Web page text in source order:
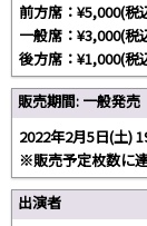
前方席：¥5,000(税
一般席：¥3,000(税
後方席：¥1,000(税
販売期間: 一般発売
2022年2月5日(土)
※販売予定枚数に
出演者